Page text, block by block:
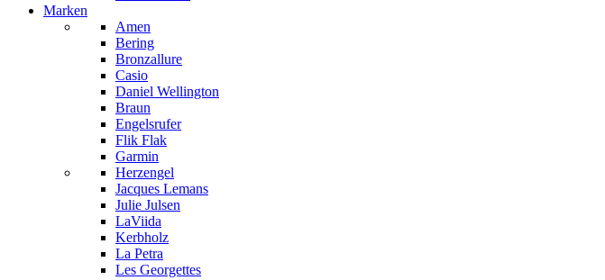
Marken
Amen
Bering
Bronzallure
Casio
Daniel Wellington
Braun
Engelsrufer
Flik Flak
Garmin
Herzengel
Jacques Lemans
Julie Julsen
LaViida
Kerbholz
La Petra
Les Georgettes